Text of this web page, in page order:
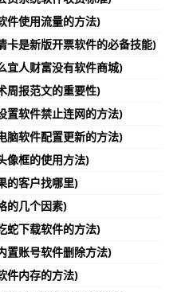
件使用流量的方法)
卡是新版开票软件的必备技能)
宜人财富没有软件商城)
周报范文的重要性)
置软件禁止连网的方法)
脑软件配置更新的方法)
像框的使用方法)
的客户找哪里)
的几个因素)
蛇下载软件的方法)
置账号软件删除方法)
件内存的方法)